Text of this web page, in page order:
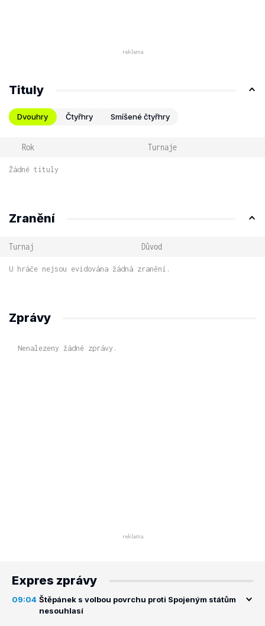
Tituly
Dvouhry Čtyřhry Smíšené čtyřhry
Rok Turnaje
Žádné tituly
Zranění
Turnaj Důvod
U hráče nejsou evidována žádná zranění.
Zprávy
Nenalezeny žádné zprávy.
Expres zprávy
09:04 Štěpánek s volbou povrchu proti Spojeným státům
nesouhlasí